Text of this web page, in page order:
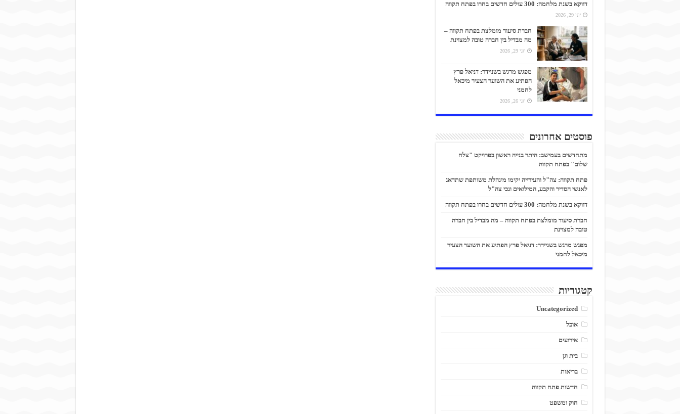
דווקא בשנת מלחמה: 300 עולים חדשים בחרו בפתח תקווה
יוני 29, 2026
חברת סיעוד מומלצת בפתח תקווה –
מה מבדיל בין חברה טובה למצוינת
יוני 29, 2026
מפגש מרגש בשניידר: דניאל פרץ
הפתיע את השוער הצעיר מיכאל
לחמני
יוני 26, 2026
פוסטים אחרונים
מתחדשים בעמישב: היתר בנייה ראשון בפרויקט "צלח
שלום" בפתח תקווה
פתח תקווה: צה"ל והעירייה יקימו מינהלת משותפת שתדאג
לאנשי הסדיר והקבע, המילואים ונכי צה"ל
דווקא בשנת מלחמה: 300 עולים חדשים בחרו בפתח תקווה
חברת סיעוד מומלצת בפתח תקווה – מה מבדיל בין חברה
טובה למצוינת
מפגש מרגש בשניידר: דניאל פרץ הפתיע את השוער הצעיר
מיכאל לחמני
קטגוריות
Uncategorized
אוכל
אירועים
בית וגן
בריאות
חדשות פתח תקווה
חוק ומשפט